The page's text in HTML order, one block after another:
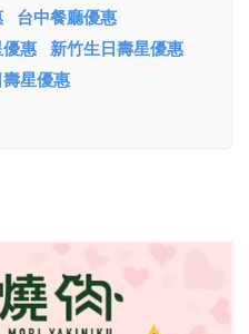
台中餐廳優惠
惠 新竹生日壽星優惠
星優惠